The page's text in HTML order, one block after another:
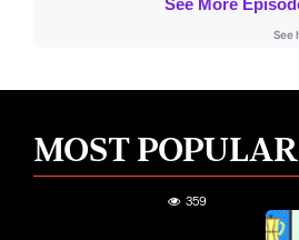
MOST POPULAR
359